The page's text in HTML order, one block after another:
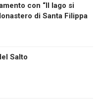
con “Il lago si
di Santa Filippa
Salto